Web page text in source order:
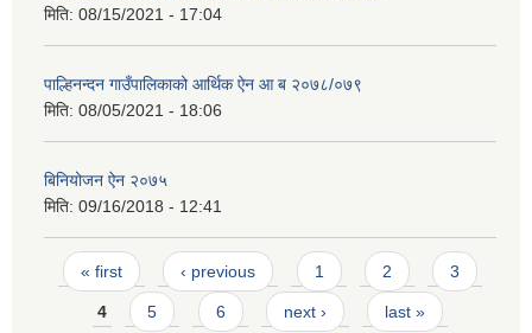
मिति: 08/15/2021 - 17:04
पाल्हिनन्दन गाउँपालिकाको आर्थिक ऐन आ ब २०७८/०७९
मिति: 08/05/2021 - 18:06
बिनियोजन ऐन २०७५
मिति: 09/16/2018 - 12:41
Pages
« first ‹ previous 1 2 3
4 5 6 next › last »